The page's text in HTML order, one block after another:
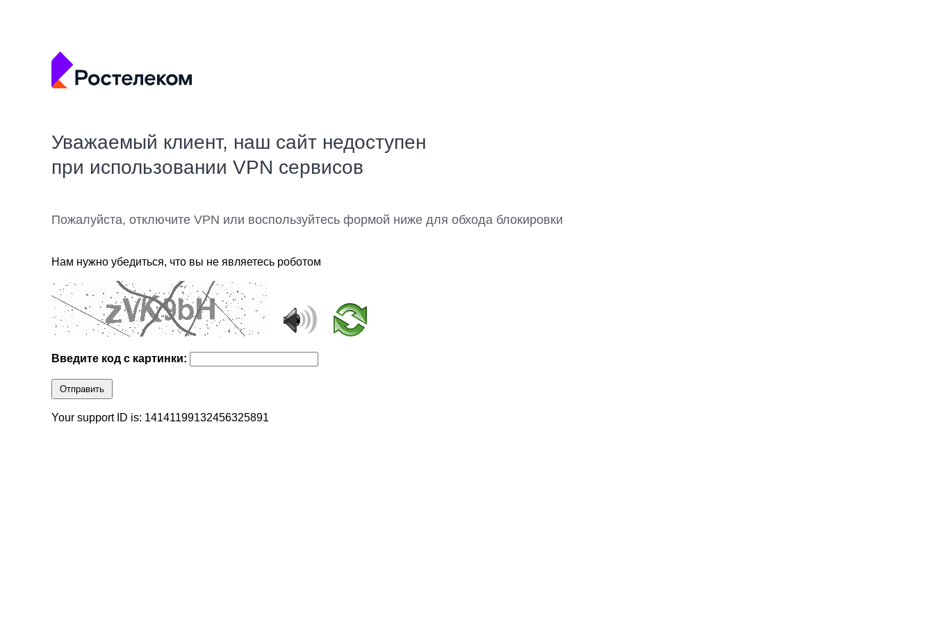
Уважаемый клиент, наш сайт недоступен
при использовании VPN сервисов
Пожалуйста, отключите VPN или воспользуйтесь формой ниже для обхода блокировки
Нам нужно убедиться, что вы не являетесь роботом
Введите код с картинки:
Отправить
Your support ID is: 14141199132456325891